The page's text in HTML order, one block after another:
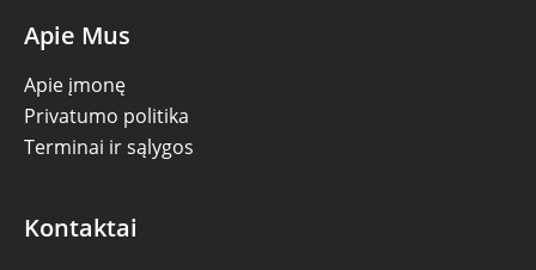
Apie Mus
Apie įmonę
Privatumo politika
Terminai ir sąlygos
Kontaktai